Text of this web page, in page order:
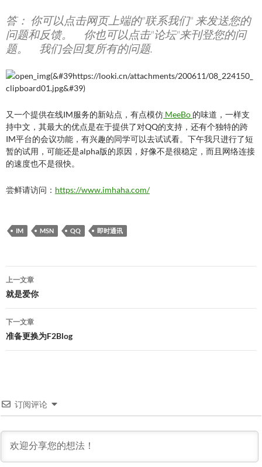
答： 你可以点击网页上端的"联系我们" 来发送您的
问题和反馈。 你也可以点击"论坛"来刊登您的问
题。 我们会回复所有的问题.
又一个提供在线IM服务的新站点，有点模仿 MeeBo 的味道，一样支
持中文，其最大的优点是在于提供了对QQ的支持，还有个独特的跨
IM平台的会议功能，有兴趣的同学可以去试试看。下午我只进行了短
暂的试用，可能还是alpha版的原因，好像不是很稳定，而且网络连接
的速度也不是很快。
尝鲜请访问： https://www.imhaha.com/
IM MSN QQ 即时通讯
文
章
导
航
上一文章
就是爱你
下一文章
准备更换为F2Blog
订阅评论